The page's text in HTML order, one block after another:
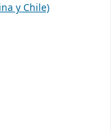
y Chile)